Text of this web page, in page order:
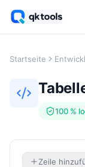
Startseite
100 %
Zeile